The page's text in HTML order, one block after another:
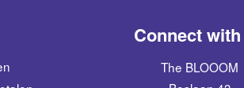
Connect
The BLOOOM